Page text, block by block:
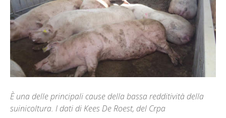
È una delle principali cause della bassa redditività della
suinicoltura. I dati di Kees De Roest, del Crpa